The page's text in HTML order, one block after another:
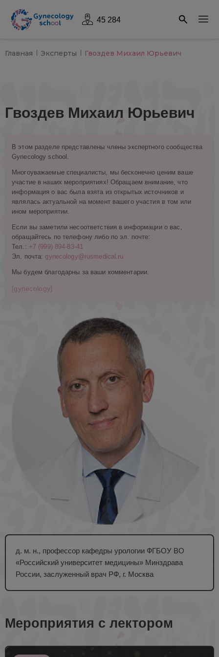
45 284
Главная Эксперты Гвоздев Михаил Юрьевич
Гвоздев Михаил Юрьевич
В этом разделе представлены члены экспертного сообщества
Gynecology school.
Многоуважаемые специалисты, мы бесконечно ценим ваше
участие в наших мероприятиях! Обращаем внимание, что
информация о вас была взята из открытых источников и
являлась актуальной на момент вашего участия в том или
ином мероприятии.
Если вы заметили несоответствия в информации о вас,
обращайтесь по телефону либо по эл. почте:
Тел.: +7 (999) 894-83-41
Эл. почта: gynecology@rusmedical.ru
Мы будем благодарны за ваши комментарии.
[gynecology]
д. м. н., профессор кафедры урологии ФГБОУ ВО
«Российский университет медицины» Минздрава
России, заслуженный врач РФ, г. Москва
Мероприятия с лектором